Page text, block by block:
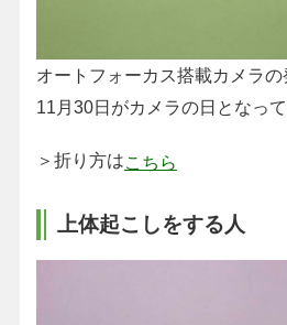
オートフォーカス搭載カメラの
11月30日がカメラの日となって
＞折り方はこちら
上体起こしをする人